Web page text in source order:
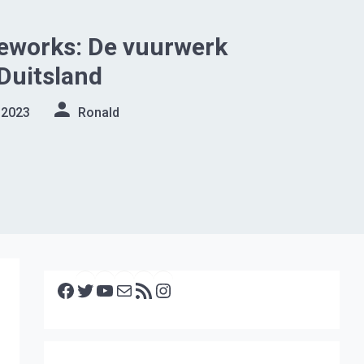
De vuurwerk
Ronald
Facebook Twitter YouTube E-mail RSS feed